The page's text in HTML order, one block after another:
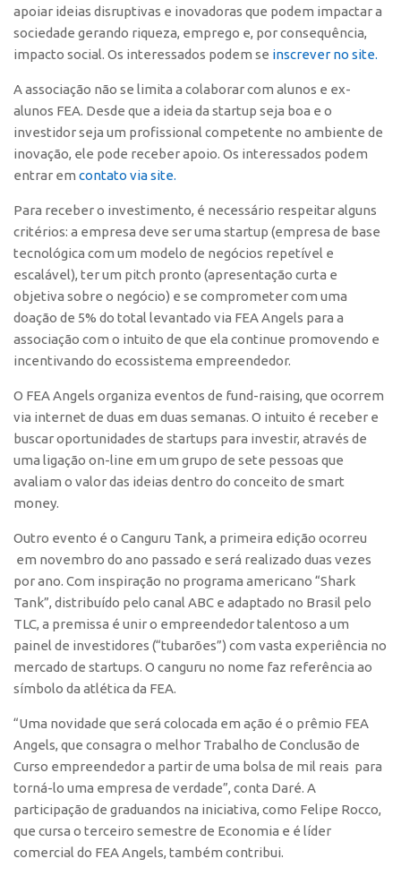
Portal do Inventor
Leis e Normas
Transferência de Tecnologia
Convênios
Chamamento
Parcerias PD&I
PIPE/FAPESP
SPRINT
Programas
Conexão USP
Conexão Inter-USP
Inteligência Competitiva
Showroom de Tecnologias
Empreendedorismo
Jornada Empreendedora
Bolsas
Bolsa Startup USP
Prêmio USP de Empreendedorismo
Entidades
EMBRAPIIs
apoiar ideias disruptivas e inovadoras que podem impactar a
sociedade gerando riqueza, emprego e, por consequência,
impacto social. Os interessados podem se inscrever no site.
A associação não se limita a colaborar com alunos e ex-
alunos FEA. Desde que a ideia da startup seja boa e o
investidor seja um profissional competente no ambiente de
inovação, ele pode receber apoio. Os interessados podem
entrar em contato via site.
Para receber o investimento, é necessário respeitar alguns
critérios: a empresa deve ser uma startup (empresa de base
tecnológica com um modelo de negócios repetível e
escalável), ter um pitch pronto (apresentação curta e
objetiva sobre o negócio) e se comprometer com uma
doação de 5% do total levantado via FEA Angels para a
associação com o intuito de que ela continue promovendo e
incentivando do ecossistema empreendedor.
O FEA Angels organiza eventos de fund-raising, que ocorrem
via internet de duas em duas semanas. O intuito é receber e
buscar oportunidades de startups para investir, através de
uma ligação on-line em um grupo de sete pessoas que
avaliam o valor das ideias dentro do conceito de smart
money.
Outro evento é o Canguru Tank, a primeira edição ocorreu
em novembro do ano passado e será realizado duas vezes
por ano. Com inspiração no programa americano “Shark
Tank”, distribuído pelo canal ABC e adaptado no Brasil pelo
TLC, a premissa é unir o empreendedor talentoso a um
painel de investidores (“tubarões”) com vasta experiência no
mercado de startups. O canguru no nome faz referência ao
símbolo da atlética da FEA.
“Uma novidade que será colocada em ação é o prêmio FEA
Angels, que consagra o melhor Trabalho de Conclusão de
Curso empreendedor a partir de uma bolsa de mil reais para
torná-lo uma empresa de verdade”, conta Daré. A
participação de graduandos na iniciativa, como Felipe Rocco,
que cursa o terceiro semestre de Economia e é líder
comercial do FEA Angels, também contribui.